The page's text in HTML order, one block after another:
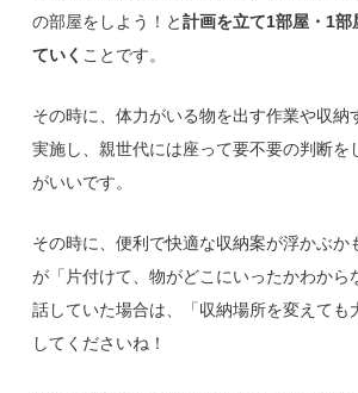
の部屋をしよう！と計画を立て1部屋・1部
ていく ことです。
その時に、体力がいる物を出す作業や収納
実施し、親世代には座って要不要の判断を
がいいです。
その時に、便利で快適な収納案が浮かぶか
が「片付けて、物がどこにいったかわから
話していた場合は、「収納場所を変えても
してくださいね！